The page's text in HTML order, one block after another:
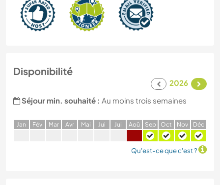
Disponibilité
2026
Séjour min. souhaité : Au moins trois semaines
Jan Fév Mar Avr Mai Jui Jui Aoû Sep Oct Nov Déc
Qu'est-ce que c'est ?